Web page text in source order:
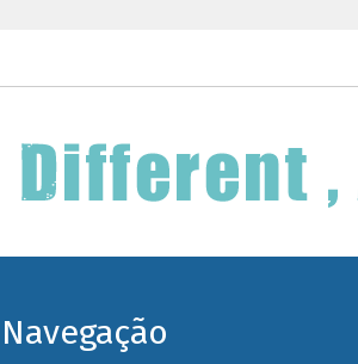
Navegação